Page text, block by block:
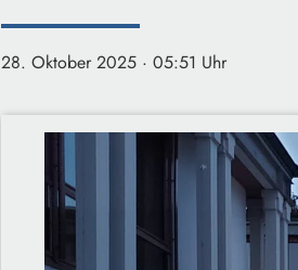
28. Oktober 2025 · 05:51 Uhr